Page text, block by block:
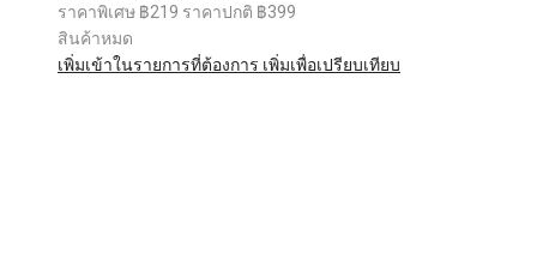
ราคาพิเศษ ฿219 ราคาปกติ ฿399
สินค้าหมด
เพิ่มเข้าในรายการที่ต้องการ เพิ่มเพื่อเปรียบเทียบ